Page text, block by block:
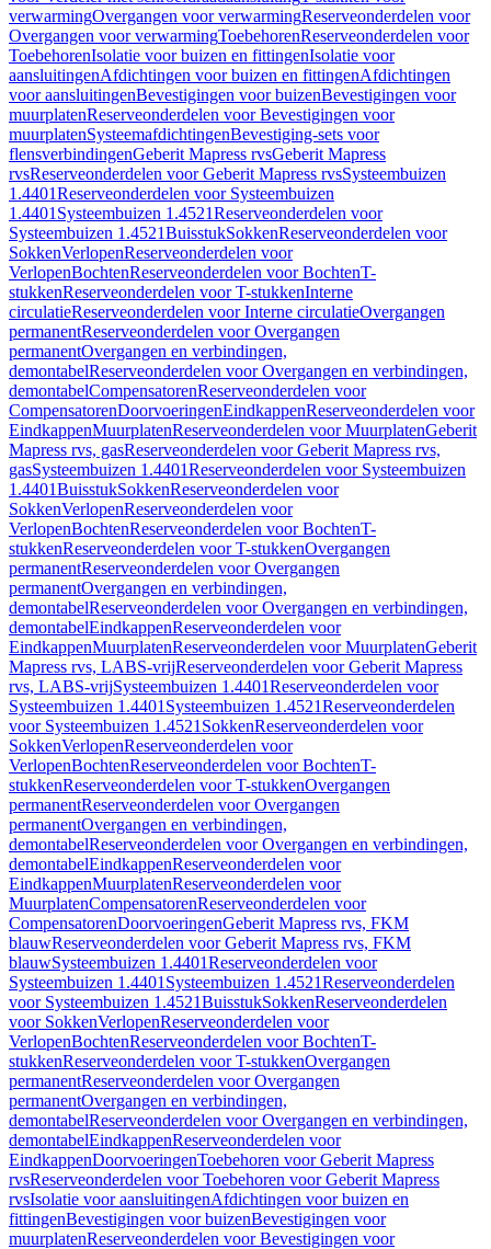
verwarmingOvergangen voor verwarmingReserveonderdelen voor
Overgangen voor verwarmingToebehorenReserveonderdelen voor
ToebehorenIsolatie voor buizen en fittingenIsolatie voor
aansluitingenAfdichtingen voor buizen en fittingenAfdichtingen
voor aansluitingenBevestigingen voor buizenBevestigingen voor
muurplatenReserveonderdelen voor Bevestigingen voor
muurplatenSysteemafdichtingenBevestiging-sets voor
flensverbindingenGeberit Mapress rvsGeberit Mapress
rvsReserveonderdelen voor Geberit Mapress rvsSysteembuizen
1.4401Reserveonderdelen voor Systeembuizen
1.4401 Systeembuizen 1.4521Reserveonderdelen voor
Systeembuizen 1.4521BuisstukSokkenReserveonderdelen voor
SokkenVerlopenReserveonderdelen voor
VerlopenBochtenReserveonderdelen voor BochtenT-
stukkenReserveonderdelen voor T-stukkenInterne
circulatieReserveonderdelen voor Interne circulatieOvergangen
permanentReserveonderdelen voor Overgangen
permanentOvergangen en verbindingen,
demontabelReserveonderdelen voor Overgangen en verbindingen,
demontabelCompensatorenReserveonderdelen voor
CompensatorenDoorvoeringenEindkappenReserveonderdelen voor
EindkappenMuurplatenReserveonderdelen voor MuurplatenGeberit
Mapress rvs, gasReserveonderdelen voor Geberit Mapress rvs,
gasSysteembuizen 1.4401Reserveonderdelen voor Systeembuizen
1.4401BuisstukSokkenReserveonderdelen voor
SokkenVerlopenReserveonderdelen voor
VerlopenBochtenReserveonderdelen voor BochtenT-
stukkenReserveonderdelen voor T-stukkenOvergangen
permanentReserveonderdelen voor Overgangen
permanentOvergangen en verbindingen,
demontabelReserveonderdelen voor Overgangen en verbindingen,
demontabelEindkappenReserveonderdelen voor
EindkappenMuurplatenReserveonderdelen voor MuurplatenGeberit
Mapress rvs, LABS-vrijReserveonderdelen voor Geberit Mapress
rvs, LABS-vrijSysteembuizen 1.4401Reserveonderdelen voor
Systeembuizen 1.4401 Systeembuizen 1.4521Reserveonderdelen
voor Systeembuizen 1.4521 SokkenReserveonderdelen voor
SokkenVerlopenReserveonderdelen voor
VerlopenBochtenReserveonderdelen voor BochtenT-
stukkenReserveonderdelen voor T-stukkenOvergangen
permanentReserveonderdelen voor Overgangen
permanentOvergangen en verbindingen,
demontabelReserveonderdelen voor Overgangen en verbindingen,
demontabelEindkappenReserveonderdelen voor
EindkappenMuurplatenReserveonderdelen voor
MuurplatenCompensatorenReserveonderdelen voor
CompensatorenDoorvoeringenGeberit Mapress rvs, FKM
blauwReserveonderdelen voor Geberit Mapress rvs, FKM
blauwSysteembuizen 1.4401Reserveonderdelen voor
Systeembuizen 1.4401 Systeembuizen 1.4521Reserveonderdelen
voor Systeembuizen 1.4521BuisstukSokkenReserveonderdelen
voor SokkenVerlopenReserveonderdelen voor
VerlopenBochtenReserveonderdelen voor BochtenT-
stukkenReserveonderdelen voor T-stukkenOvergangen
permanentReserveonderdelen voor Overgangen
permanentOvergangen en verbindingen,
demontabelReserveonderdelen voor Overgangen en verbindingen,
demontabelEindkappenReserveonderdelen voor
EindkappenDoorvoeringenToebehoren voor Geberit Mapress
rvsReserveonderdelen voor Toebehoren voor Geberit Mapress
rvsIsolatie voor aansluitingenAfdichtingen voor buizen en
fittingenBevestigingen voor buizenBevestigingen voor
muurplatenReserveonderdelen voor Bevestigingen voor